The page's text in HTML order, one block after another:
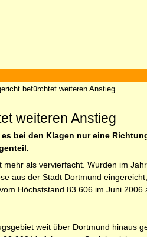
befürchtet weiteren Anstieg
weiteren Anstieg
bei den Klagen nur eine
als vervierfacht. Wurden im
aus der Stadt Dortmund
Höchststand 83.606 im Juni
weit über Dortmund hinaus